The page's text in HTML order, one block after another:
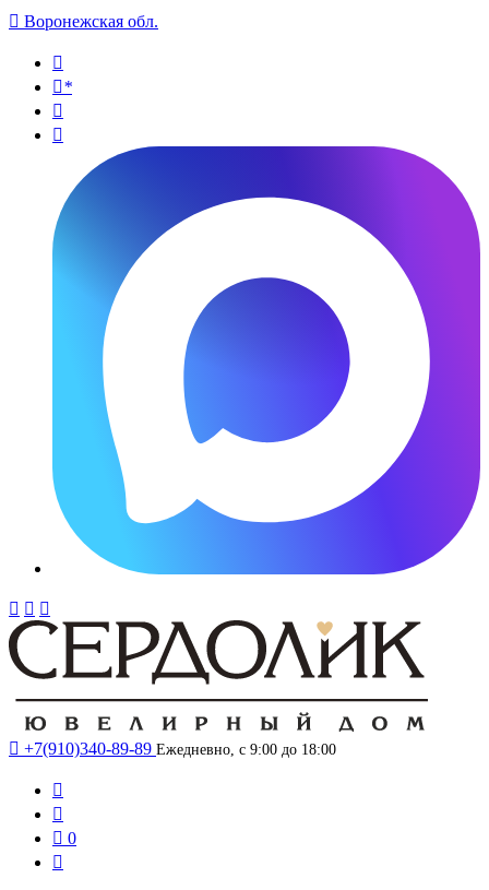
 Воронежская обл.

*


  
 +7(910)340-89-89 Ежедневно, с 9:00 до 18:00


 0
